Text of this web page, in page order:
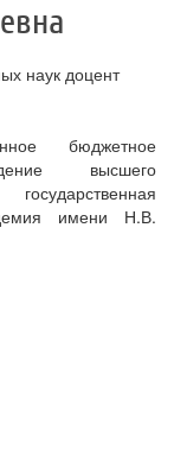
наук доцент
бюджетное
высшего
имени Н.В.